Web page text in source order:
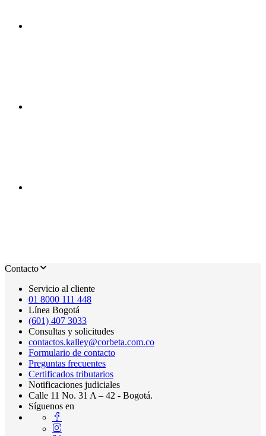
Contacto
Servicio al cliente
01 8000 111 448
Línea Bogotá
(601) 407 3033
Consultas y solicitudes
contactos.kalley@corbeta.com.co
Formulario de contacto
Preguntas frecuentes
Certificados tributarios
Notificaciones judiciales
Calle 11 No. 31 A – 42 - Bogotá.
Síguenos en